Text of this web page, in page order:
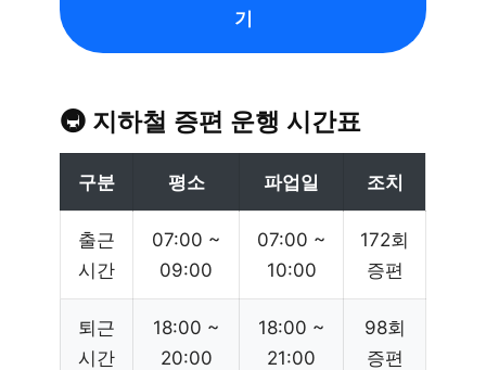
기
🚇 지하철 증편 운행 시간표
구분 평소 파업일 조치
출근
시간
07:00 ~
09:00
07:00 ~
10:00
172회
증편
퇴근
시간
18:00 ~
20:00
18:00 ~
21:00
98회
증편